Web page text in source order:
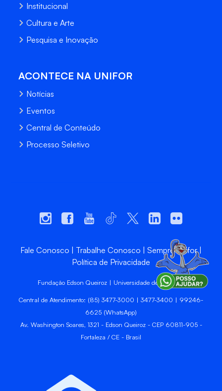
Institucional
Cultura e Arte
Pesquisa e Inovação
ACONTECE NA UNIFOR
Notícias
Eventos
Central de Conteúdo
Processo Seletivo
Fale Conosco Trabalhe Conosco
Sempre Unifor
Política de Privacidade
Fundação Edson Queiroz | Universidade de Fortaleza
Central de Atendimento: (85) 3477-3000 | 3477-3400 | 99246-
6625 (WhatsApp)
Av. Washington Soares, 1321 - Edson Queiroz - CEP 60811-905 -
Fortaleza / CE - Brasil